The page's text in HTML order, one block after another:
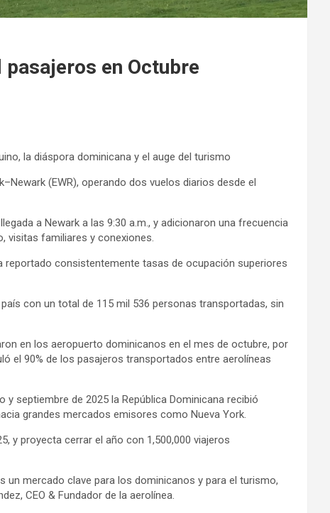
en Octubre
la diáspora dominicana y el auge del turismo
(EWR), operando dos vuelos diarios desde el
a Newark a las 9:30 a.m., y adicionaron una frecuencia
visitas familiares y conexiones.
reportado consistentemente tasas de ocupación superiores
con un total de 115 mil 536 personas transportadas, sin
en los aeropuerto dominicanos en el mes de octubre, por
el 90% de los pasajeros transportados entre aerolíneas
septiembre de 2025 la República Dominicana recibió
grandes mercados emisores como Nueva York.
y proyecta cerrar el año con 1,500,000 viajeros
un mercado clave para los dominicanos y para el turismo,
CEO & Fundador de la aerolínea.